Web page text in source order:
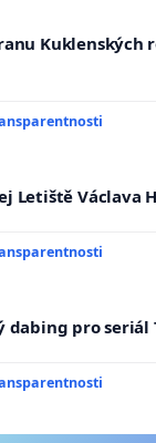
Kuklenských
Letiště Václava
dabing pro